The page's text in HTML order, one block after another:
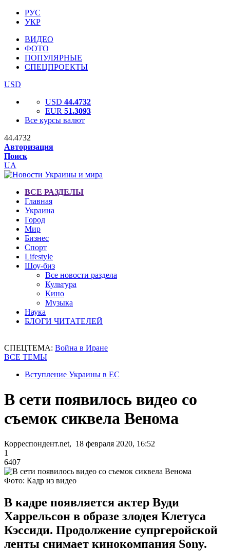
РУС
УКР
ВИДЕО
ФОТО
ПОПУЛЯРНЫЕ
СПЕЦПРОЕКТЫ
USD
USD 44.4732
EUR 51.3093
Все курсы валют
44.4732
Авторизация
Поиск
UA
ВСЕ РАЗДЕЛЫ
Главная
Украина
Город
Мир
Бизнес
Спорт
Lifestyle
Шоу-биз
Все новости раздела
Культура
Кино
Музыка
Наука
БЛОГИ ЧИТАТЕЛЕЙ
СПЕЦТЕМА: Война в Иране
ВСЕ ТЕМЫ
Вступление Украины в ЕС
В сети появилось видео со
съемок сиквела Венома
Корреспондент.net, 18 февраля 2020, 16:52
1
6407
Фото: Кадр из видео
В кадре появляется актер Вуди
Харрельсон в образе злодея Клетуса
Кэссиди. Продолжение супргеройской
ленты снимает кинокомпания Sony.